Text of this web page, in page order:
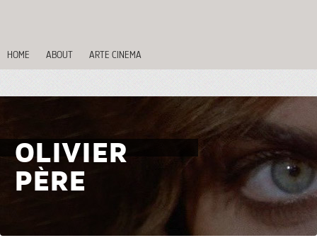
HOME ABOUT ARTE CINEMA
OLIVIER
PÈRE